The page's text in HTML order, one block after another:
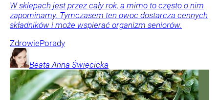
W sklepach jest przez cały rok, a mimo to często o nim
zapominamy. Tymczasem ten owoc dostarcza cennych
składników i może wspierać organizm seniorów.
ZdrowiePorady
Beata Anna Święcicka